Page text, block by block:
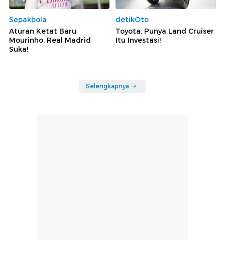
Sepakbola
Aturan Ketat Baru
Mourinho, Real Madrid
Suka!
detikOto
Toyota: Punya Land Cruiser
Itu Investasi!
Selengkapnya